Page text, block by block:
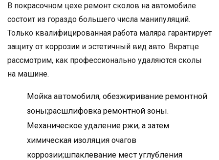
В покрасочном цехе ремонт сколов на автомобиле
состоит из гораздо большего числа манипуляций.
Только квалифицированная работа маляра гарантирует
защиту от коррозии и эстетичный вид авто. Вкратце
рассмотрим, как профессионально удаляются сколы
на машине.
Мойка автомобиля, обезжиривание ремонтной
зоны;расшлифовка ремонтной зоны.
Механическое удаление ржи, а затем
химическая изоляция очагов
коррозии;шпаклевание мест углубления